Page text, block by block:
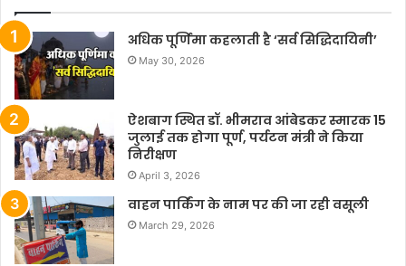
अधिक पूर्णिमा कहलाती है ‘सर्व सिद्धिदायिनी’
May 30, 2026
ऐशबाग स्थित डॉ. भीमराव आंबेडकर स्मारक 15
जुलाई तक होगा पूर्ण, पर्यटन मंत्री ने किया
निरीक्षण
April 3, 2026
वाहन पार्किंग के नाम पर की जा रही वसूली
March 29, 2026